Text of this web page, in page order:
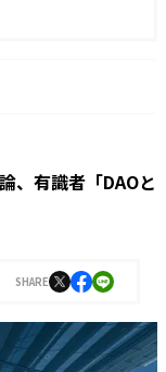
、有識者「DAOと
SHARE